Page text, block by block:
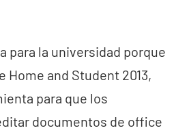
para la universidad porque
Home and Student 2013,
para que los
documentos de office